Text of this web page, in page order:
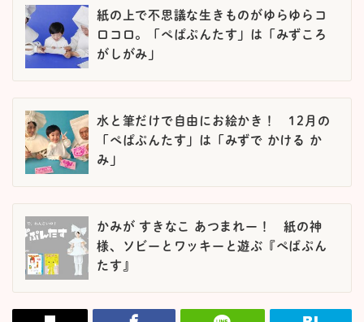
紙の上で不思議な生きものがゆらゆらコ
ロコロ。「ぺぱぷんたす」は「みずころ
がしがみ」
水と筆だけで自由にお絵かき！ 12月の
「ぺぱぷんたす」は「みずで かける か
み」
かみが すきなこ あつまれー！ 紙の神
様、ソビーとワッキーと遊ぶ『ぺぱぷん
たす』